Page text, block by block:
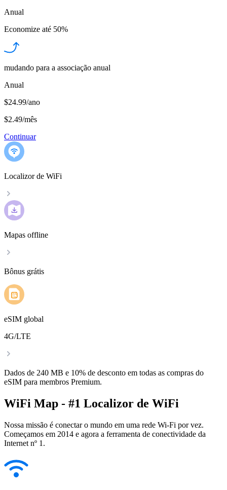
Anual
Economize até 50%
mudando para a associação anual
Anual
$24.99/ano
$2.49/mês
Continuar
Localizor de WiFi
Mapas offline
Bônus grátis
eSIM global
4G/LTE
Dados de 240 MB e 10% de desconto em todas as compras do
eSIM para membros Premium.
WiFi Map - #1 Localizor de WiFi
Nossa missão é conectar o mundo em uma rede Wi-Fi por vez.
Começamos em 2014 e agora a ferramenta de conectividade da
Internet nº 1.